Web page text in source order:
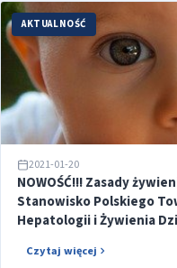
AKTUALNOŚĆ
2021-01-20
NOWOŚĆ!!! Zasady
Stanowisko Polskiego
Hepatologii i Żywienia
Czytaj więcej